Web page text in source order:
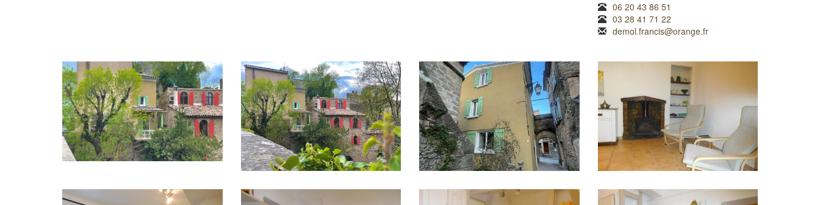
06 20 43 86 51
03 28 41 71 22
demol.francis@orange.fr